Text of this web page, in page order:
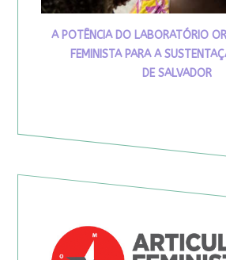
A POTÊNCIA DO LABORATÓRIO
FEMINISTA PARA A
DE SALVADOR